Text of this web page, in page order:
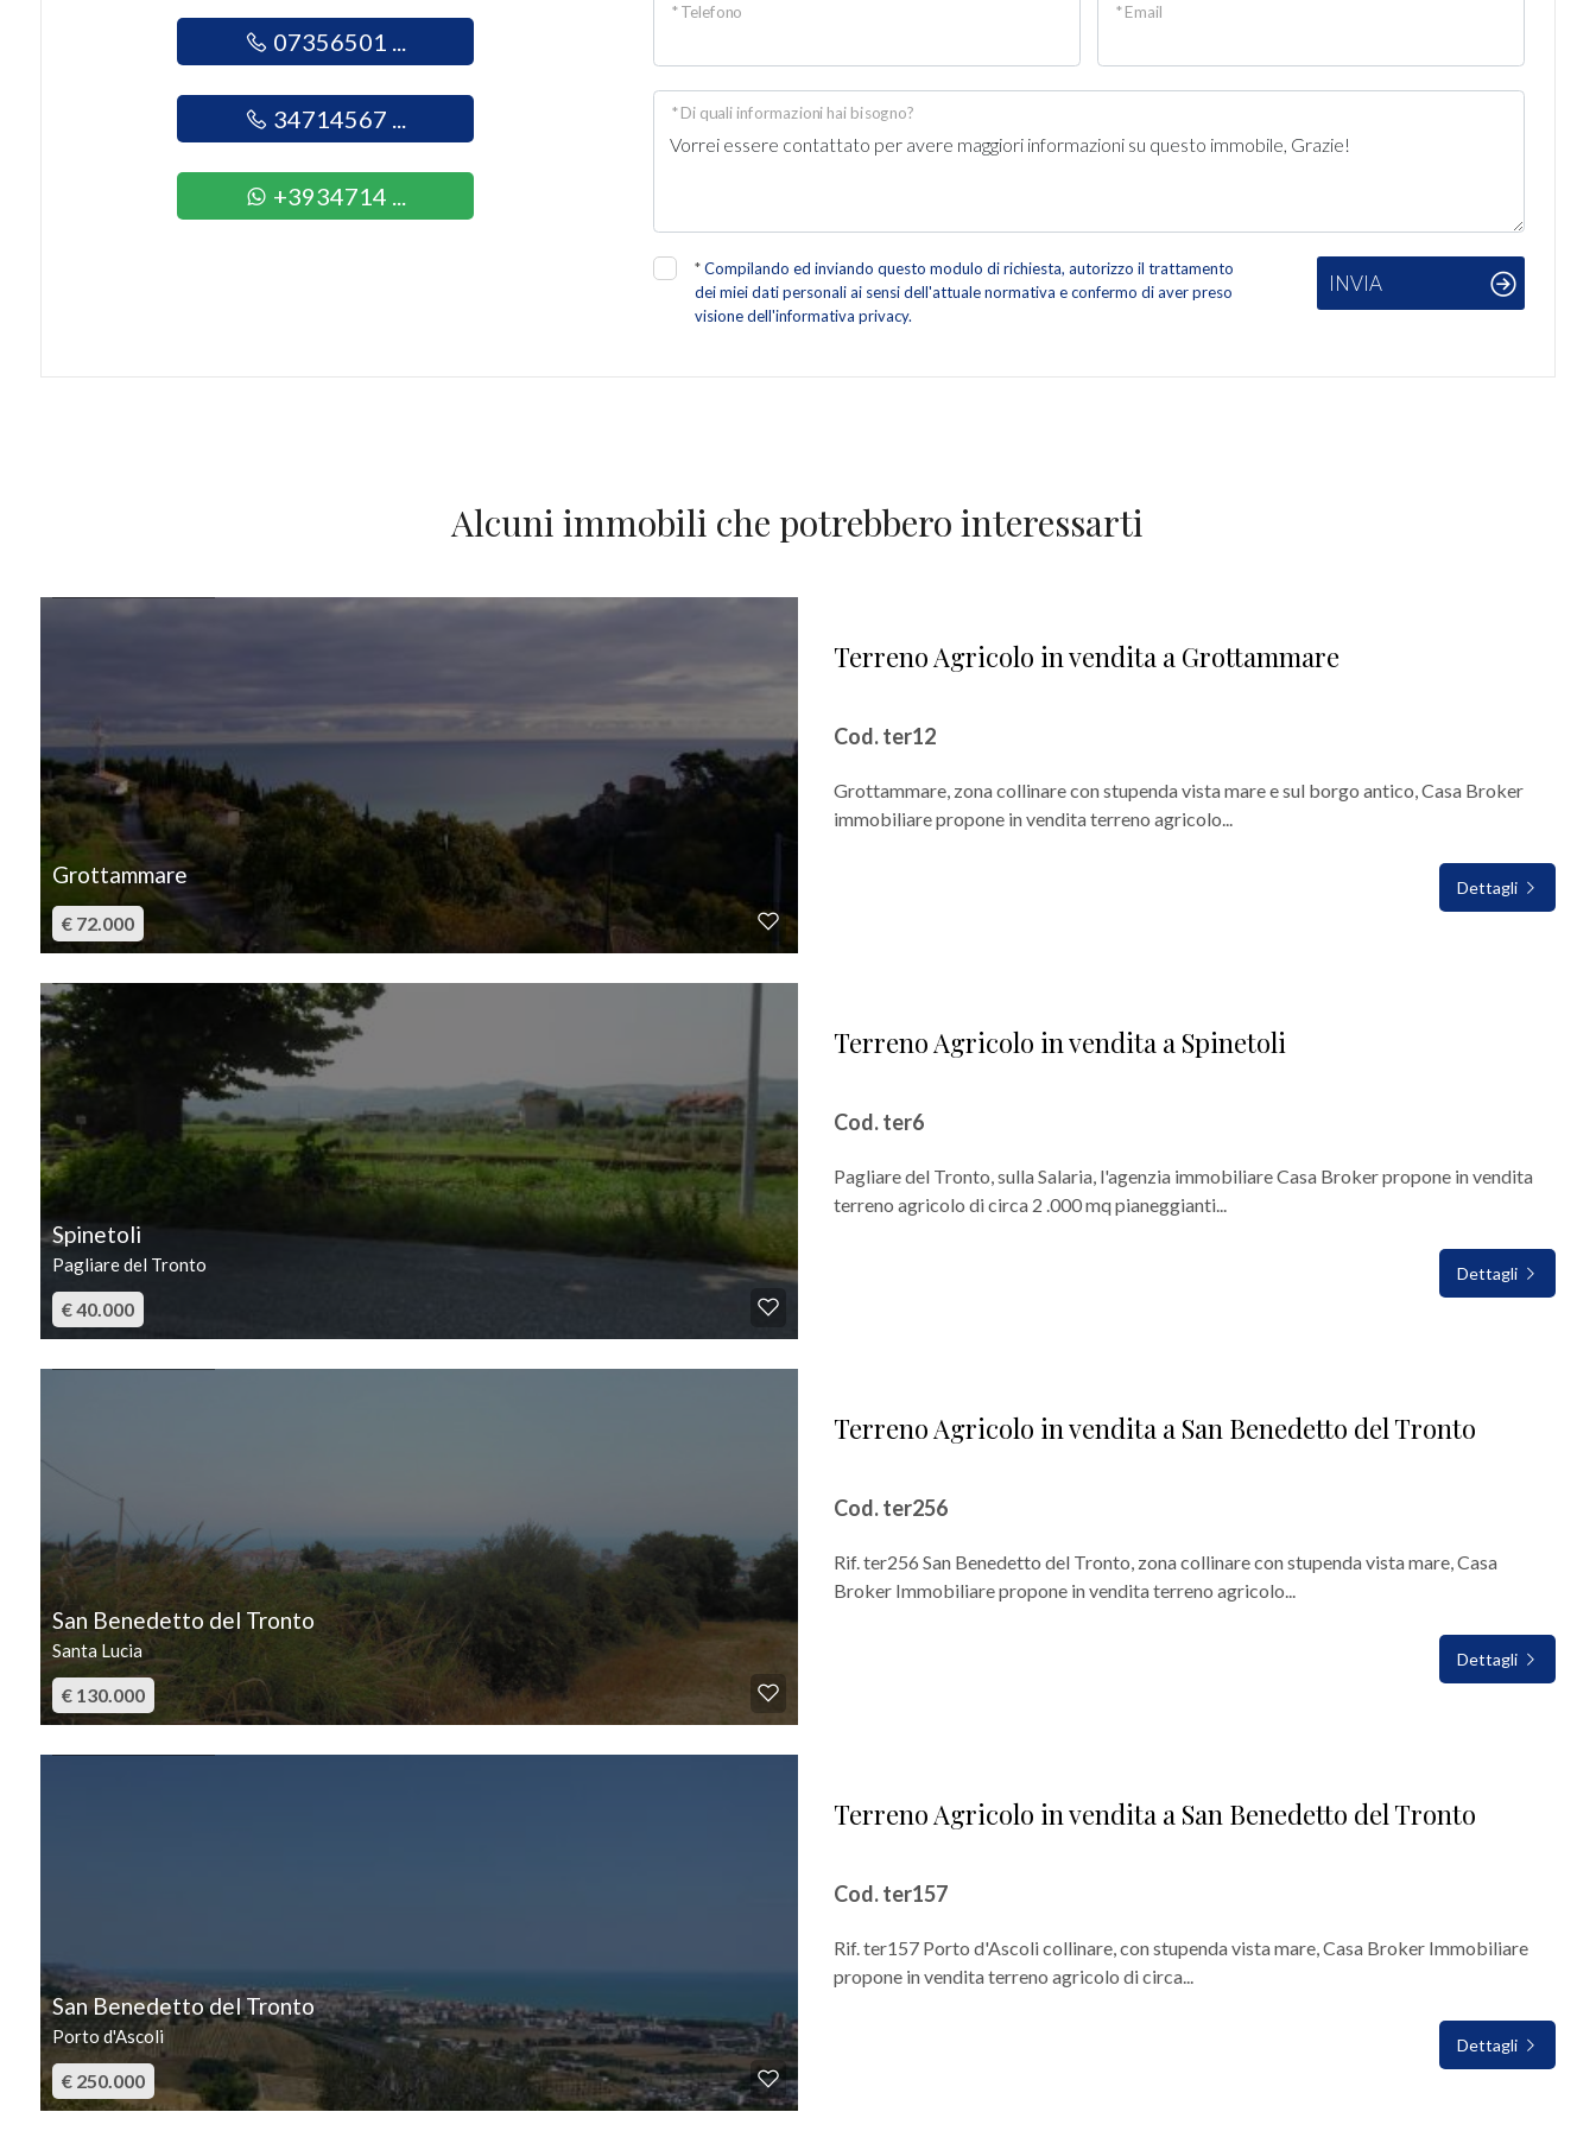
07356501 ...
34714567 ...
+3934714 ...
* Telefono * Email
* Di quali informazioni hai bisogno?
*Compilando ed inviando questo modulo di richiesta, autorizzo il trattamento
dei miei dati personali ai sensi dell'attuale normativa e confermo di aver preso
visione dell'informativa privacy.
INVIA
Alcuni immobili che potrebbero interessarti
Grottammare
€ 72.000
Terreno Agricolo in vendita a Grottammare
Cod. ter12
Grottammare, zona collinare con stupenda vista mare e sul borgo antico, Casa Broker
immobiliare propone in vendita terreno agricolo...
Dettagli
Spinetoli
Pagliare del Tronto
€ 40.000
Terreno Agricolo in vendita a Spinetoli
Cod. ter6
Pagliare del Tronto, sulla Salaria, l'agenzia immobiliare Casa Broker propone in vendita
terreno agricolo di circa 2 .000 mq pianeggianti...
Dettagli
San Benedetto del Tronto
Santa Lucia
€ 130.000
Terreno Agricolo in vendita a San Benedetto del Tronto
Cod. ter256
Rif. ter256 San Benedetto del Tronto, zona collinare con stupenda vista mare, Casa
Broker Immobiliare propone in vendita terreno agricolo...
Dettagli
San Benedetto del Tronto
Porto d'Ascoli
€ 250.000
Terreno Agricolo in vendita a San Benedetto del Tronto
Cod. ter157
Rif. ter157 Porto d'Ascoli collinare, con stupenda vista mare, Casa Broker Immobiliare
propone in vendita terreno agricolo di circa...
Dettagli
4
5+
Bagni
minimi
Qualsiasi
1
2
4
5
5+
Qualsiasi
2
3
Altre
opzioni
-
multiscelta